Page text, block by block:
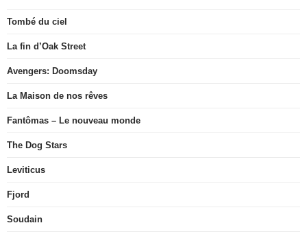
Tombé du ciel
La fin d’Oak Street
Avengers: Doomsday
La Maison de nos rêves
Fantômas – Le nouveau monde
The Dog Stars
Leviticus
Fjord
Soudain